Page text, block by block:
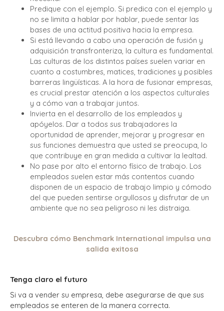
Predique con el ejemplo. Si predica con el ejemplo y
no se limita a hablar por hablar, puede sentar las
bases de una actitud positiva hacia la empresa.
Si está llevando a cabo una operación de fusión y
adquisición transfronteriza, la cultura es fundamental.
Las culturas de los distintos países suelen variar en
cuanto a costumbres, matices, tradiciones y posibles
barreras lingüísticas. A la hora de fusionar empresas,
es crucial prestar atención a los aspectos culturales
y a cómo van a trabajar juntos.
Invierta en el desarrollo de los empleados y
apóyelos. Dar a todos sus trabajadores la
oportunidad de aprender, mejorar y progresar en
sus funciones demuestra que usted se preocupa, lo
que contribuye en gran medida a cultivar la lealtad.
No pase por alto el entorno físico de trabajo. Los
empleados suelen estar más contentos cuando
disponen de un espacio de trabajo limpio y cómodo
del que pueden sentirse orgullosos y disfrutar de un
ambiente que no sea peligroso ni les distraiga.
Descubra cómo Benchmark International impulsa una
salida exitosa
Tenga claro el futuro
Si va a vender su empresa, debe asegurarse de que sus
empleados se enteren de la manera correcta.